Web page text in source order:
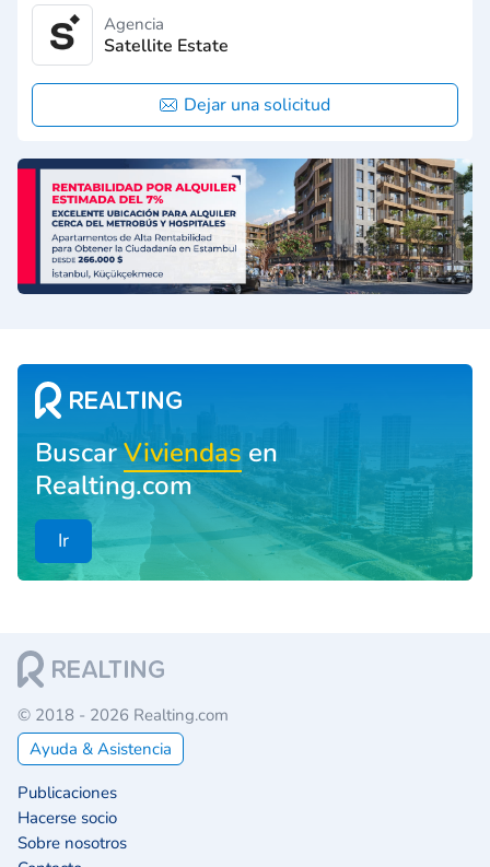
Agencia
Satellite Estate
Dejar una solicitud
BuscarViviendas en
Realting.com
Ir
© 2018 - 2026 Realting.com
Ayuda & Asistencia
Publicaciones
Hacerse socio
Sobre nosotros